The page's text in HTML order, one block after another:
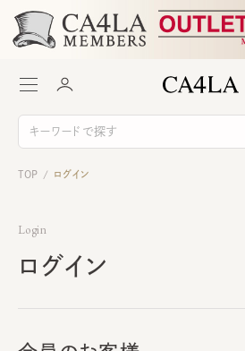
TOP / ログイン
Login
ログイン